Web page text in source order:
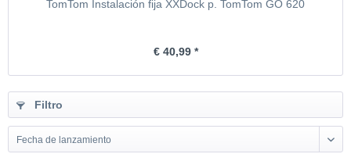
TomTom Instalación fija XXDock p. TomTom GO 620
€ 40,99 *
Filtro
Fecha de lanzamiento